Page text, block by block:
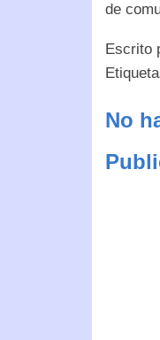
de
Escrito
No